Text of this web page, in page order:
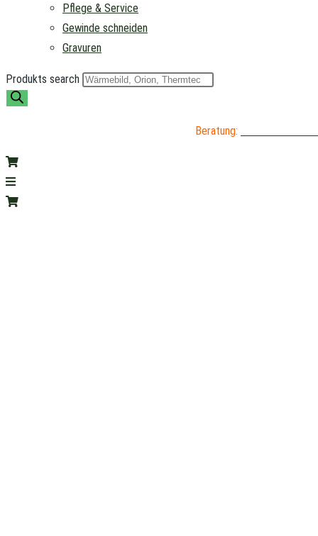
Pflege & Service
Gewinde schneiden
Gravuren
Produkts search
Beratung: